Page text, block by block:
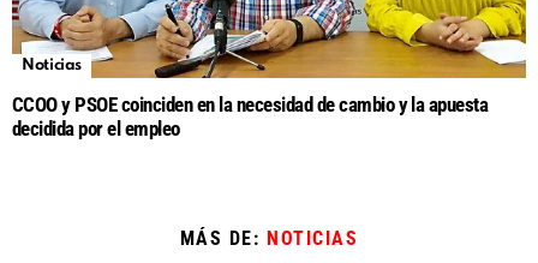
Noticias
CCOO y PSOE coinciden en la necesidad de cambio y la apuesta
decidida por el empleo
MÁS DE: NOTICIAS